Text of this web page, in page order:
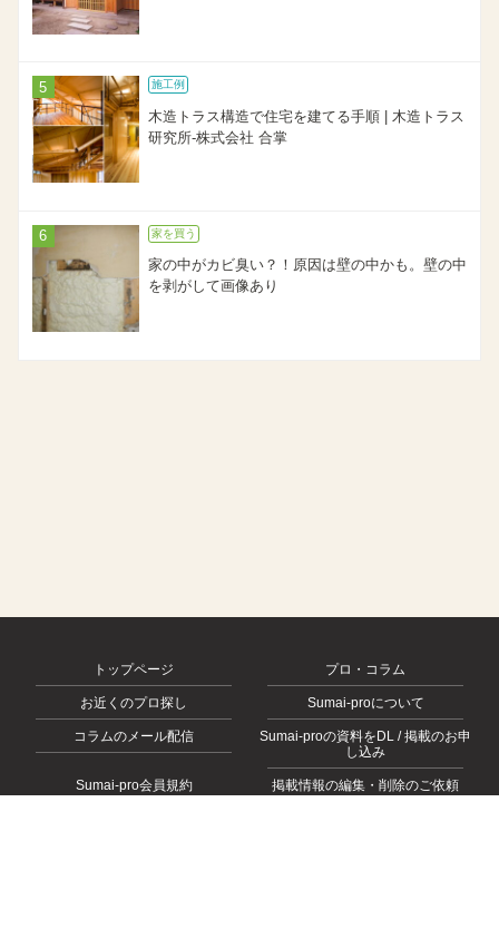
施工例
木造トラス構造で住宅を建てる手順 | 木造トラス
研究所-株式会社 合掌
家を買う
家の中がカビ臭い？！原因は壁の中かも。壁の中
を剥がして画像あり
トップページ プロ・コラム
お近くのプロ探し Sumai-proについて
コラムのメール配信
Sumai-proの資料をDL / 掲載のお申
し込み
Sumai-pro会員規約 掲載情報の編集・削除のご依頼